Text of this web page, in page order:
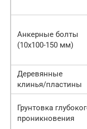
Анкерные болты
(10х100-150 мм)
Деревянные
клинья/пластины
Грунтовка
проникновения